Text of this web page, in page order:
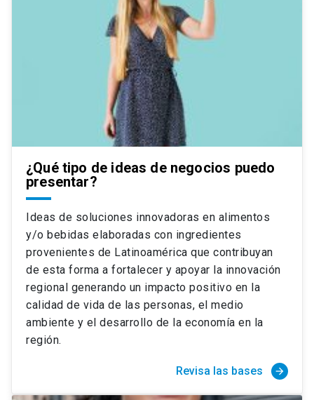
¿Qué tipo de ideas de negocios puedo
presentar?
Ideas de soluciones innovadoras en alimentos
y/o bebidas elaboradas con ingredientes
provenientes de Latinoamérica que contribuyan
de esta forma a fortalecer y apoyar la innovación
regional generando un impacto positivo en la
calidad de vida de las personas, el medio
ambiente y el desarrollo de la economía en la
región.
Revisa las bases arrow_forward